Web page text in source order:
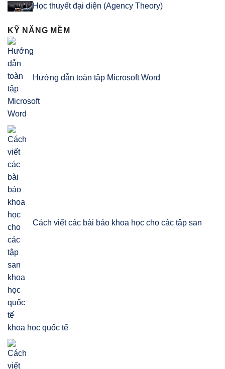
Học thuyết đại diện (Agency Theory)
KỸ NĂNG MỀM
Hướng dẫn toàn tập Microsoft Word
Cách viết các bài báo khoa học cho các tập san
khoa học quốc tế